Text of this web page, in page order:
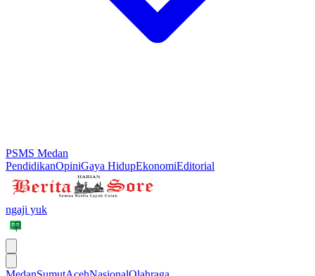
PSMS Medan
PendidikanOpiniGaya HidupEkonomiEditorial
ngaji yuk